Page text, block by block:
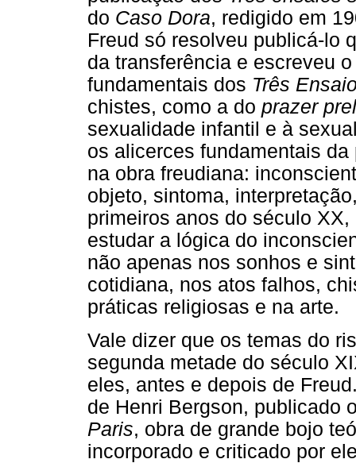
do Caso Dora, redigido em
Freud só resolveu publicá-lo
da transferência e escreveu
fundamentais dos Três
chistes, como a do prazer
sexualidade infantil e à
os alicerces fundamentais
na obra freudiana:
objeto, sintoma,
primeiros anos do século
estudar a lógica do
não apenas nos sonhos e
cotidiana, nos atos falhos,
práticas religiosas e na arte.
Vale dizer que os temas do
segunda metade do século
eles, antes e depois de
de Henri Bergson, publicado
Paris, obra de grande bojo
incorporado e criticado por